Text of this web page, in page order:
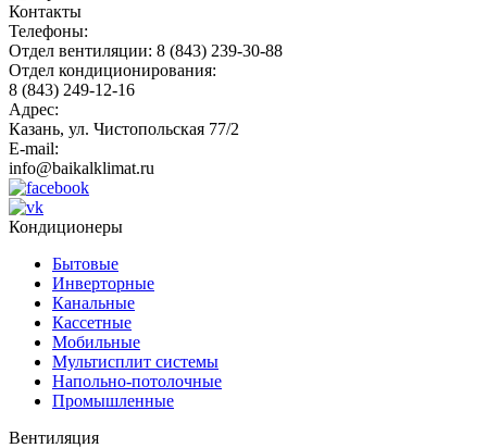
Контакты
Телефоны:
Отдел вентиляции: 8 (843) 239-30-88
Отдел кондиционирования:
8 (843) 249-12-16
Адрес:
Казань, ул. Чистопольская 77/2
E-mail:
info@baikalklimat.ru
Кондиционеры
Бытовые
Инверторные
Канальные
Кассетные
Мобильные
Мультисплит системы
Напольно-потолочные
Промышленные
Вентиляция